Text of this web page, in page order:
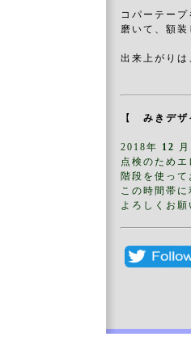
コパーテープ
磨いて、額装
出来上がりは
【 みきデ
2018年 12 月
点検のためエ
階段を使って
この時間帯に
よろしくお願